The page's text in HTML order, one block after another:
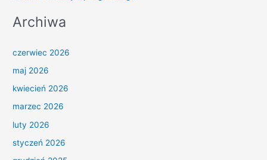
Archiwa
czerwiec 2026
maj 2026
kwiecień 2026
marzec 2026
luty 2026
styczeń 2026